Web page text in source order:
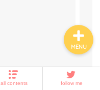
all contents follow me
MENU